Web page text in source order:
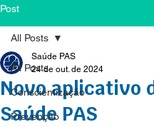
Post
All Posts
Conscientização
Prevenção
All Posts
Novo aplicativo
Saúde PAS
Saúde PAS
24 de out. de 2024